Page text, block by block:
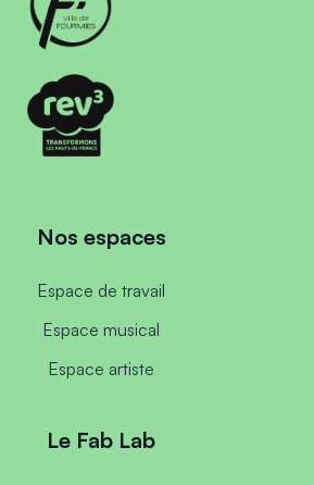
Nos espaces
Espace de travail
Espace musical
Espace artiste
Le Fab Lab